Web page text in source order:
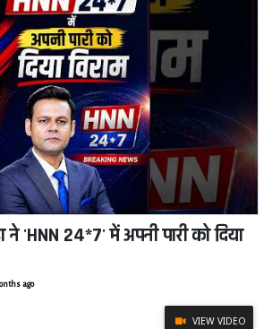
ने 'HNN 24*7' में अपनी पारी को दिया
ago
VIEW VIDEO